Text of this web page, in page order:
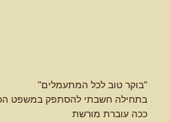
"בוקר טוב לכל המתעמלים"
בתחילה חשבתי להסתפק במשפט
ככה עוברת מורשת